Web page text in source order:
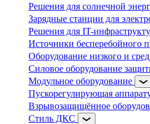
Решения для солнечной
Зарядные станции для
Решения для IT-
Источники бесперебойного
Оборудование низкого и
Силовое оборудование
Модульное оборудование
Пускорегулирующая
Взрывозащищённое
Стиль ДКС